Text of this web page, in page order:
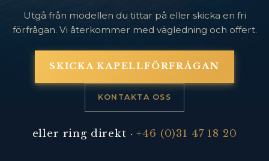
Utgå från modellen du tittar på eller skicka en fri
förfrågan. Vi återkommer med vägledning och offert.
SKICKA KAPELLFÖRFRÅGAN
KONTAKTA OSS
eller ring direkt ·+46 (0)31 47 18 20